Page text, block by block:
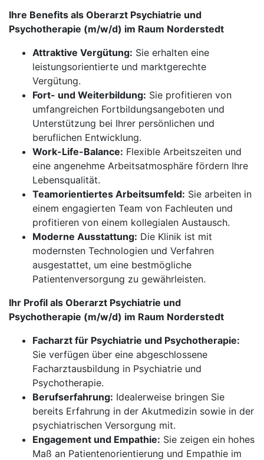
Ihre Benefits als Oberarzt Psychiatrie und
Psychotherapie (m/w/d) im Raum Norderstedt
Attraktive Vergütung: Sie erhalten eine
leistungsorientierte und marktgerechte
Vergütung.
Fort- und Weiterbildung: Sie profitieren von
umfangreichen Fortbildungsangeboten und
Unterstützung bei Ihrer persönlichen und
beruflichen Entwicklung.
Work-Life-Balance: Flexible Arbeitszeiten und
eine angenehme Arbeitsatmosphäre fördern Ihre
Lebensqualität.
Teamorientiertes Arbeitsumfeld: Sie arbeiten in
einem engagierten Team von Fachleuten und
profitieren von einem kollegialen Austausch.
Moderne Ausstattung: Die Klinik ist mit
modernsten Technologien und Verfahren
ausgestattet, um eine bestmögliche
Patientenversorgung zu gewährleisten.
Ihr Profil als Oberarzt Psychiatrie und
Psychotherapie (m/w/d) im Raum Norderstedt
Facharzt für Psychiatrie und Psychotherapie:
Sie verfügen über eine abgeschlossene
Facharztausbildung in Psychiatrie und
Psychotherapie.
Berufserfahrung: Idealerweise bringen Sie
bereits Erfahrung in der Akutmedizin sowie in der
psychiatrischen Versorgung mit.
Engagement und Empathie: Sie zeigen ein hohes
Maß an Patientenorientierung und Empathie im